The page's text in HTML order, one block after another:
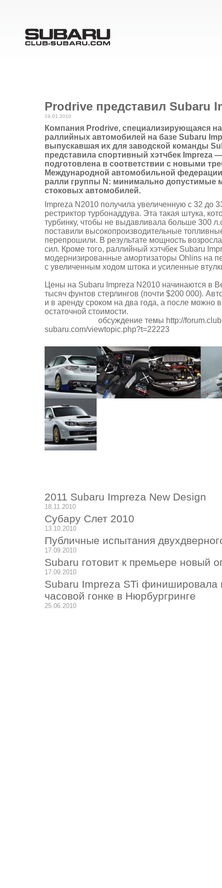
Prodrive представил Subaru
19.01.2010
Компания Prodrive, специализирующаяся
раллийных автомобилей на базе Subaru
выпускавшая их для заводской команды
представила спортивный хэтчбек Impreza
подготовлена в соответствии с новыми
Международной автомобильной федерации
ралли группы N: минимально допустимые
стоковых автомобилей.
Impreza N2010 получила увеличенную с 32 до
рестриктор турбонаддува. Эта такая штука,
турбинку, чтобы не выдавливала больше 300
поставили высокопроизводительные
перепрошили. В результате мощность
сил. Кроме того, раллийный хэтчбек Subaru
модернизированные амортизаторы Ohlins на
с увеличенным ходом штока и усиленные
Цены на Subaru Impreza N2010 начинаются в
тысяч фунтов стерлингов (почти $200 000).
и в аренду сроком на два года, а после можно
остаточной стоимости.
обсуждение темы http://
subaru.com/viewtopic.php?t=22223
2011 Subaru Impreza New Design
18.11.2010
Субару Слет 2010
13.10.2010
Публичные испытания
17.09.2010
Subaru готовит к премьере новый
17.09.2010
Subaru Impreza STi финишировала
часовой гонке в Нюрбургринге
25.06.2010